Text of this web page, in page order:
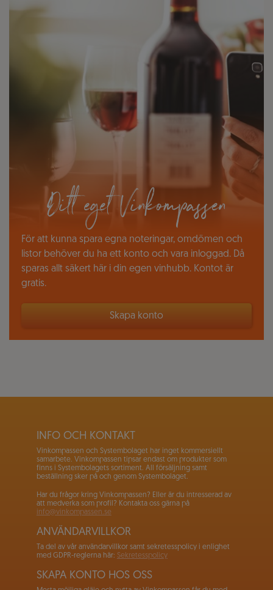
Ditt eget Vinkompassen
För att kunna spara egna noteringar, omdömen och
listor behöver du ha ett konto och vara inloggad. Då
sparas allt säkert här i din egen vinhubb. Kontot är
gratis.
Skapa konto
INFO OCH KONTAKT
Vinkompassen och Systembolaget har inget kommersiellt
samarbete. Vinkompassen tipsar endast om produkter som
finns i Systembolagets sortiment. All försäljning samt
beställning sker på och genom Systembolaget.
Har du frågor kring Vinkompassen? Eller är du intresserad av
att medverka som profil? Kontakta oss gärna på
info@vinkompassen.se
ANVÄNDARVILLKOR
Ta del av vår användarvillkor samt sekretesspolicy i enlighet
med GDPR-reglerna här: Sekretesspolicy
SKAPA KONTO HOS OSS